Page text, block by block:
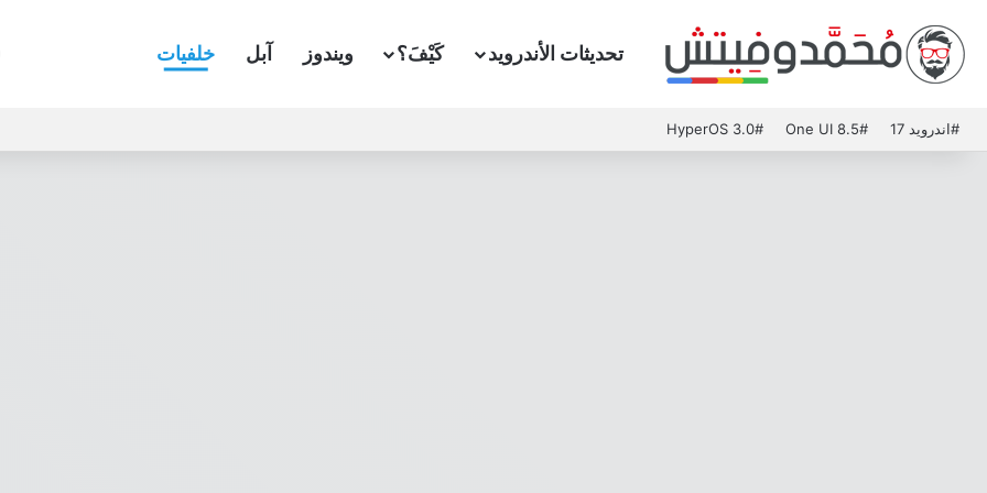
تحديثات الأندرويد كَيْفَ؟ ويندوز آبل خلفيات
#اندرويد 17 #One UI 8.5
#HyperOS 3.0